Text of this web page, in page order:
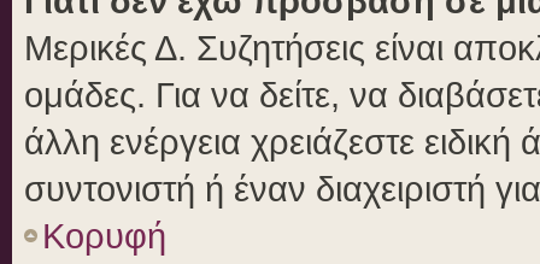
Μερικές Δ. Συζητήσεις είναι
ομάδες. Για να δείτε, να
άλλη ενέργεια χρειάζεστε
συντονιστή ή έναν διαχειριστή
Κορυφή